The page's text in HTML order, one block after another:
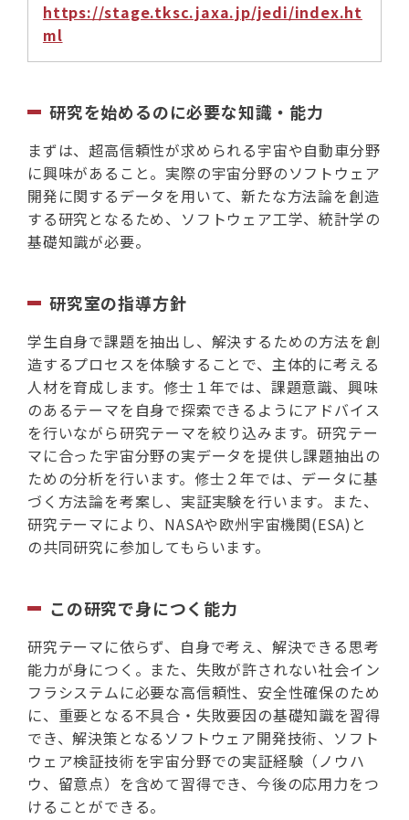
https://stage.tksc.jaxa.jp/jedi/index.ht
ml
研究を始めるのに必要な知識・能力
まずは、超高信頼性が求められる宇宙や自動車分野
に興味があること。実際の宇宙分野のソフトウェア
開発に関するデータを用いて、新たな方法論を創造
する研究となるため、ソフトウェア工学、統計学の
基礎知識が必要。
研究室の指導方針
学生自身で課題を抽出し、解決するための方法を創
造するプロセスを体験することで、主体的に考える
人材を育成します。修士１年では、課題意識、興味
のあるテーマを自身で探索できるようにアドバイス
を行いながら研究テーマを絞り込みます。研究テー
マに合った宇宙分野の実データを提供し課題抽出の
ための分析を行います。修士２年では、データに基
づく方法論を考案し、実証実験を行います。また、
研究テーマにより、NASAや欧州宇宙機関(ESA)と
の共同研究に参加してもらいます。
この研究で身につく能力
研究テーマに依らず、自身で考え、解決できる思考
能力が身につく。また、失敗が許されない社会イン
フラシステムに必要な高信頼性、安全性確保のため
に、重要となる不具合・失敗要因の基礎知識を習得
でき、解決策となるソフトウェア開発技術、ソフト
ウェア検証技術を宇宙分野での実証経験（ノウハ
ウ、留意点）を含めて習得でき、今後の応用力をつ
けることができる。